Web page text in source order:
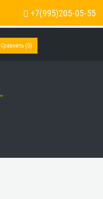
Сравнить (0)
+7(995)205-05-55